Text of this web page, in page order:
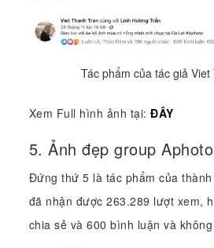
Tác phẩm của tác giả Viet
Xem Full hình ảnh tại:ĐÂY
5. Ảnh đẹp group
Đứng thứ 5 là tác phẩm của thành
đã nhận được 263.289 lượt xem,
chia sẻ và 600 bình luận và